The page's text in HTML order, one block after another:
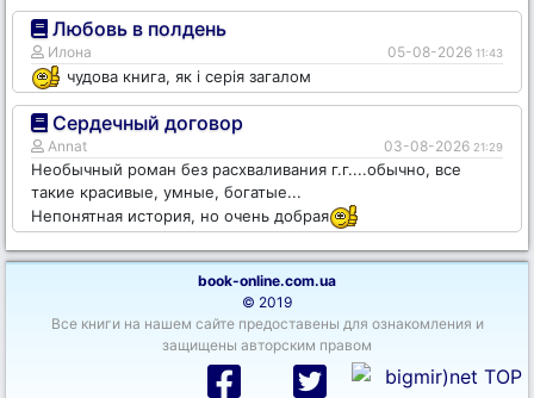
Любовь в полдень
Илона 05-08-2026 11:43
чудова книга, як і серія загалом
Сердечный договор
Annat 03-08-2026 21:29
Необычный роман без расхваливания г.г....обычно, все
такие красивые, умные, богатые...
Непонятная история, но очень добрая
book-online.com.ua
© 2019
Все книги на нашем сайте предоставены для ознакомления и
защищены авторским правом